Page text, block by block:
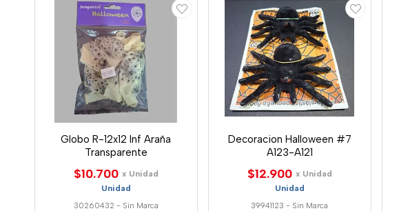
Globo R-12x12 Inf Araña
Transparente
$10.700 x Unidad
Unidad
30260432 - Sin Marca
Decoracion Halloween #7
A123-A121
$12.900 x Unidad
Unidad
39941123 - Sin Marca